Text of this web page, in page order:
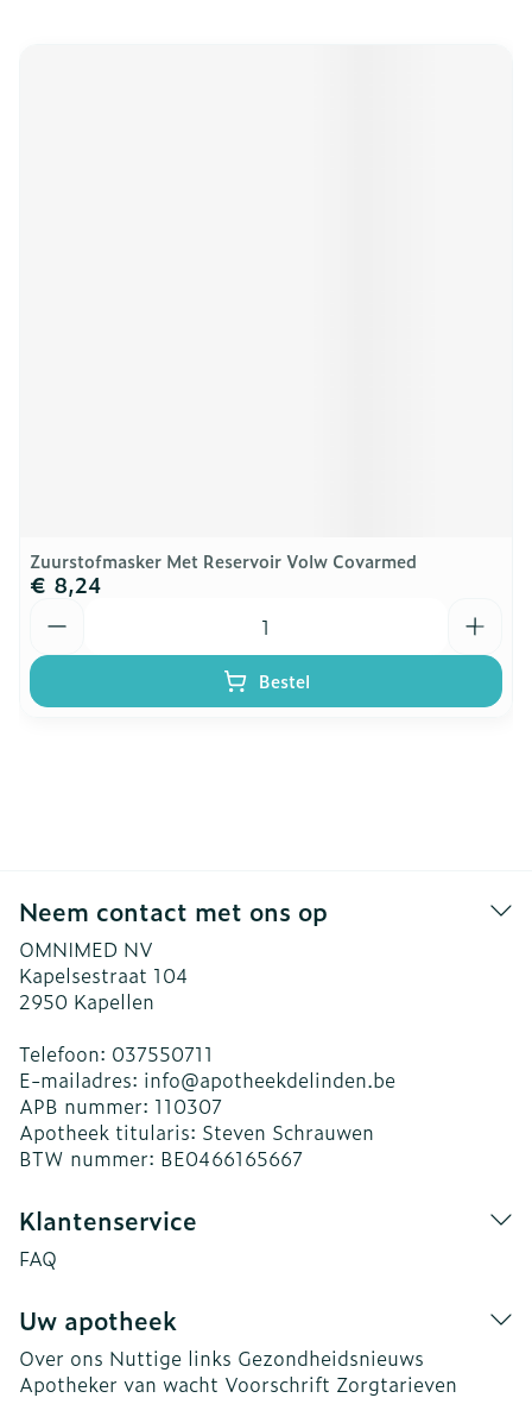
Zuurstofmasker Met Reservoir Volw Covarmed
€ 8,24
Bestel
Neem contact met ons op
OMNIMED NV
Kapelsestraat 104
2950 Kapellen
Telefoon: 037550711
E-mailadres: info@apotheekdelinden.be
APB nummer: 110307
Apotheek titularis: Steven Schrauwen
BTW nummer: BE0466165667
Klantenservice
FAQ
Uw apotheek
Over ons Nuttige links Gezondheidsnieuws
Apotheker van wacht Voorschrift Zorgtarieven